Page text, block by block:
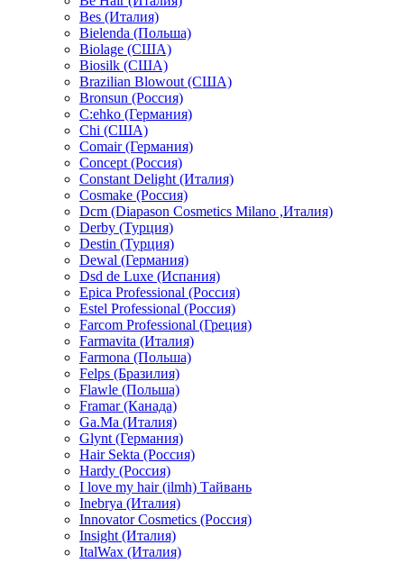
Bes (Италия)
Bielenda (Польша)
Biolage (США)
Biosilk (США)
Brazilian Blowout (США)
Bronsun (Россия)
C:ehko (Германия)
Chi (США)
Comair (Германия)
Concept (Россия)
Constant Delight (Италия)
Cosmake (Россия)
Dcm (Diapason Cosmetics Milano ,Италия)
Derby (Турция)
Destin (Турция)
Dewal (Германия)
Dsd de Luxe (Испания)
Epica Professional (Россия)
Estel Professional (Россия)
Farcom Professional (Греция)
Farmavita (Италия)
Farmona (Польша)
Felps (Бразилия)
Flawle (Польша)
Framar (Канада)
Ga.Ma (Италия)
Glynt (Германия)
Hair Sekta (Россия)
Hardy (Россия)
I love my hair (ilmh) Тайвань
Inebrya (Италия)
Innovator Cosmetics (Россия)
Insight (Италия)
ItalWax (Италия)